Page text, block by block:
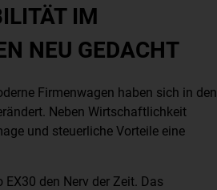
IM
NEU GEDACHT
Firmenwagen haben sich in den
Neben Wirtschaftlichkeit
und steuerliche Vorteile eine
den Nerv der Zeit. Das